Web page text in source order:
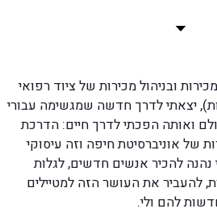
במכירות ובניהול מכירות של ציוד רפואי
יצאתי לדרך חדשה שמגשימה עבורי
ואותה הפכתי לדרך חיים: הדרכת
של אוניברסיטת חיפה וזה עיסוקי
מאז שנת 2012. אני נהנה להכיר אנשים חדשים, לגלות
להעביר את העושר הזה למטיילים
להם ולי.